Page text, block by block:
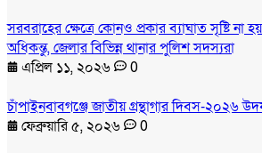
সরবরাহের ক্ষেত্রে কোনও প্রকার ব্যাঘাত সৃষ্টি না
অধিকন্তু, জেলার বিভিন্ন থানার পুলিশ সদস্যরা
এপ্রিল ১১, ২০২৬
0
চাঁপাইনবাবগঞ্জে জাতীয় গ্রন্থাগার দিবস-২০২৬
ফেব্রুয়ারি ৫, ২০২৬
0